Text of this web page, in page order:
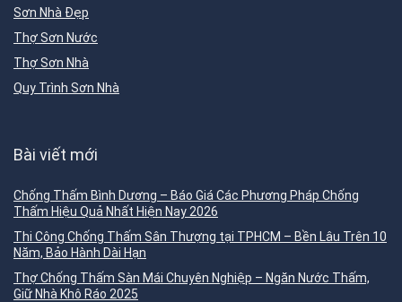
Sơn Nhà Đẹp
Thợ Sơn Nước
Thợ Sơn Nhà
Quy Trình Sơn Nhà
Bài viết mới
Chống Thấm Bình Dương – Báo Giá Các Phương Pháp Chống
Thấm Hiệu Quả Nhất Hiện Nay 2026
Thi Công Chống Thấm Sân Thượng tại TPHCM – Bền Lâu Trên 10
Năm, Bảo Hành Dài Hạn
Thợ Chống Thấm Sàn Mái Chuyên Nghiệp – Ngăn Nước Thấm,
Giữ Nhà Khô Ráo 2025